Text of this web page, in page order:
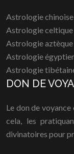
Astrologie chinoise
Astrologie celtique
Astrologie aztèque
Astrologie
Astrologie
DON DE
Le don de
cela, les
divinatoires pour